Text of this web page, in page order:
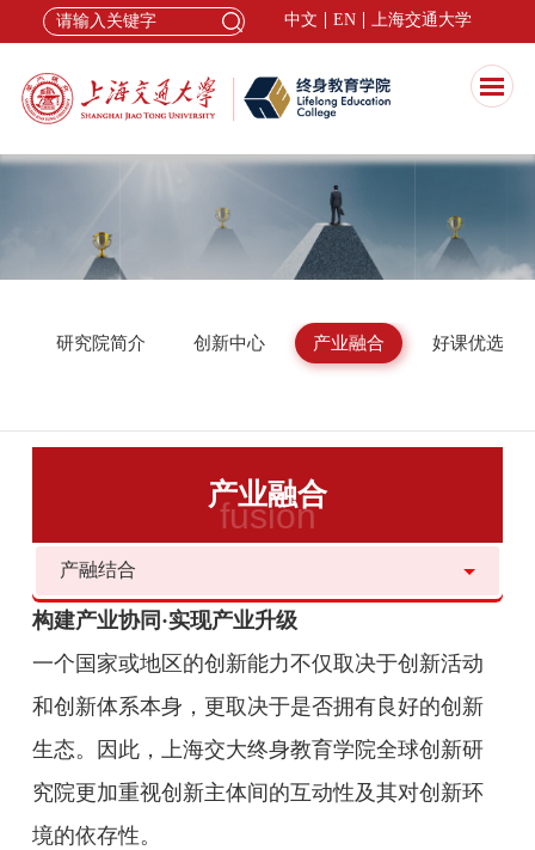
中文 EN 上海交通大学
研究院简介 创新中心 产业融合 好课优选
产业融合
fusion
产融结合
构建产业协同·实现产业升级
一个国家或地区的创新能力不仅取决于创新活动
和创新体系本身，更取决于是否拥有良好的创新
生态。因此，上海交大终身教育学院全球创新研
究院更加重视创新主体间的互动性及其对创新环
境的依存性。